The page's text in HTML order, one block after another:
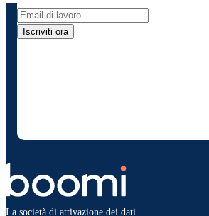
Iscriviti ora
La società di attivazione dei dati